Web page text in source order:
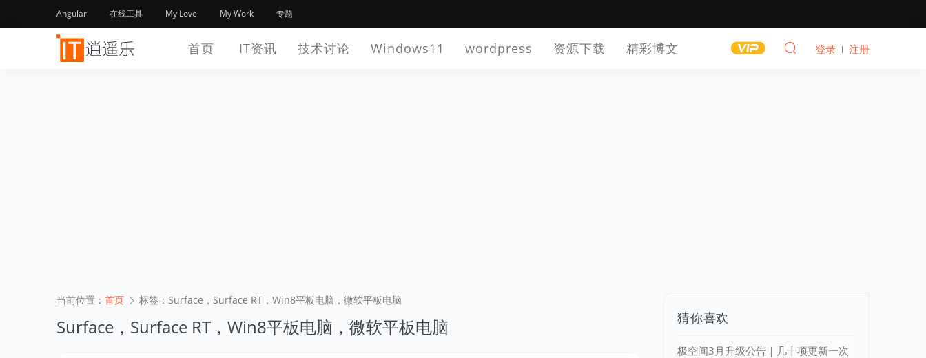
Angular 在线工具 My Love My Work 专题
首页 IT资讯 技术讨论 Windows11 wordpress 资源下载 精彩博文 登录 注册
当前位置： 首页 标签：Surface，Surface RT，Win8平板电脑，微软平板电脑
Surface，Surface RT，Win8平板电脑，微软平板电脑 猜你喜欢
极空间3月升级公告｜几十项更新一次